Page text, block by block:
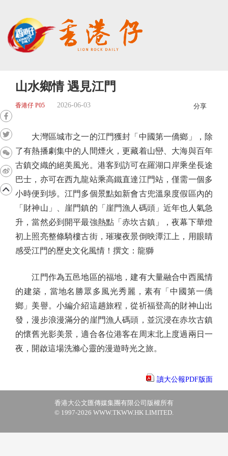
山水鄉情 遇見江門
香港仔 P05 2026-06-03 分享
大灣區城市之一的江門獲封「中國第一僑鄉」，除
了有熱播劇集中的人間煙火，更藏着山巒、大海與百年
古鎮交織的絕美風光。港客到訪可在羅湖口岸乘坐長途
巴士，亦可在西九龍站乘高鐵直達江門站，僅需一個多
小時便到埗。江門多個景點如新會古兜溫泉度假區內的
「財神山」、崖門鎮的「崖門漁人碼頭」近年也人氣急
升，當然必到開平最強熱點「赤坎古鎮」，夜幕下華燈
初上照亮整條騎樓古街，璀璨夜景倒映潭江上，用眼睛
感受江門的歷史文化風情！撰文：龍獅
江門作為五邑地區的福地，建有大量融合中西風情
的建築，當地名勝眾多風光秀麗，素有「中國第一僑
鄉」美譽。小編介紹這趟旅程，從祈福登高的財神山出
發，漫步浪漫滿分的崖門漁人碼頭，並沉浸在赤坎古鎮
的懷舊光影美景，適合各位港客在周末北上度過兩日一
夜，開啟這場洗滌心靈的漫遊時光之旅。
讀大公報PDF版面
香港大公文匯傳媒集團有限公司版權所有
© 1997-2026 WWW.TKWW.HK LIMITED.